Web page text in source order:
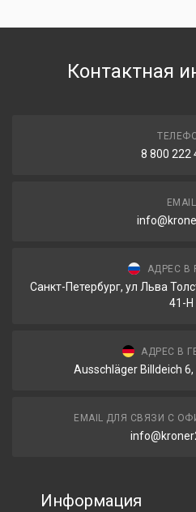
Контактная
8 800 222
EMAIL
АДРЕС В
Санкт-Петербург, ул Льва
41-Н
АДРЕС В
Ausschläger Billdeich
EMAIL ДЛЯ СВЯЗИ С
Информация